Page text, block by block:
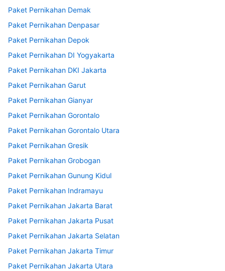
Paket Pernikahan Demak
Paket Pernikahan Denpasar
Paket Pernikahan Depok
Paket Pernikahan DI Yogyakarta
Paket Pernikahan DKI Jakarta
Paket Pernikahan Garut
Paket Pernikahan Gianyar
Paket Pernikahan Gorontalo
Paket Pernikahan Gorontalo Utara
Paket Pernikahan Gresik
Paket Pernikahan Grobogan
Paket Pernikahan Gunung Kidul
Paket Pernikahan Indramayu
Paket Pernikahan Jakarta Barat
Paket Pernikahan Jakarta Pusat
Paket Pernikahan Jakarta Selatan
Paket Pernikahan Jakarta Timur
Paket Pernikahan Jakarta Utara